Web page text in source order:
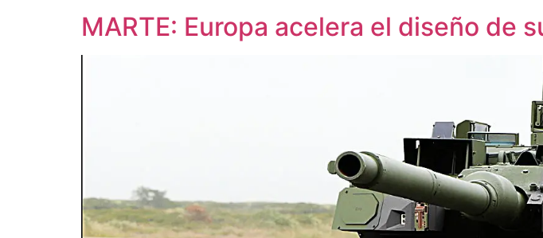
MARTE: Europa acelera el diseño de